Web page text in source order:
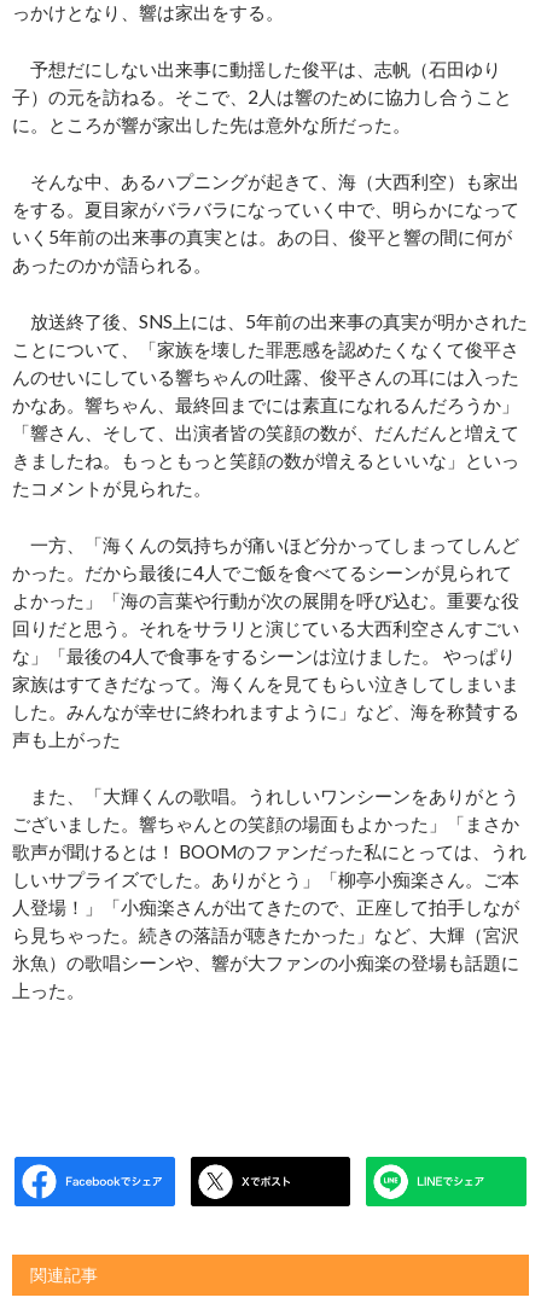
っかけとなり、響は家出をする。
予想だにしない出来事に動揺した俊平は、志帆（石田ゆり
子）の元を訪ねる。そこで、2人は響のために協力し合うこと
に。ところが響が家出した先は意外な所だった。
そんな中、あるハプニングが起きて、海（大西利空）も家出
をする。夏目家がバラバラになっていく中で、明らかになって
いく5年前の出来事の真実とは。あの日、俊平と響の間に何が
あったのかが語られる。
放送終了後、SNS上には、5年前の出来事の真実が明かされた
ことについて、「家族を壊した罪悪感を認めたくなくて俊平さ
んのせいにしている響ちゃんの吐露、俊平さんの耳には入った
かなあ。響ちゃん、最終回までには素直になれるんだろうか」
「響さん、そして、出演者皆の笑顔の数が、だんだんと増えて
きましたね。もっともっと笑顔の数が増えるといいな」といっ
たコメントが見られた。
一方、「海くんの気持ちが痛いほど分かってしまってしんど
かった。だから最後に4人でご飯を食べてるシーンが見られて
よかった」「海の言葉や行動が次の展開を呼び込む。重要な役
回りだと思う。それをサラリと演じている大西利空さんすごい
な」「最後の4人で食事をするシーンは泣けました。 やっぱり
家族はすてきだなって。海くんを見てもらい泣きしてしまいま
した。みんなが幸せに終われますように」など、海を称賛する
声も上がった
また、「大輝くんの歌唱。うれしいワンシーンをありがとう
ございました。響ちゃんとの笑顔の場面もよかった」「まさか
歌声が聞けるとは！ BOOMのファンだった私にとっては、うれ
しいサプライズでした。ありがとう」「柳亭小痴楽さん。ご本
人登場！」「小痴楽さんが出てきたので、正座して拍手しなが
ら見ちゃった。続きの落語が聴きたかった」など、大輝（宮沢
氷魚）の歌唱シーンや、響が大ファンの小痴楽の登場も話題に
上った。
関連記事